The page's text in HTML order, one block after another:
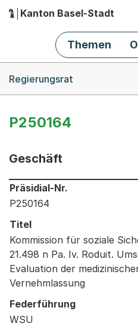
Hauptnavigation
Kanton Basel-Stadt
Themen
Regierungsrat
P250164
Geschäft
Informationen zum
Präsidial-Nr.
P250164
Titel
Kommission für soziale
21.498 n Pa. Iv. Roduit.
Evaluation der
Vernehmlassung
Federführung
WSU